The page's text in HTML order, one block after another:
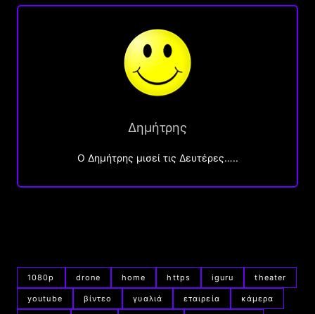
Δημήτρης
O Δημήτρης μισεί τις Δευτέρες…..
1080p drone home https iguru theater
youtube βίντεο γυαλιά εταιρεία κάμερα